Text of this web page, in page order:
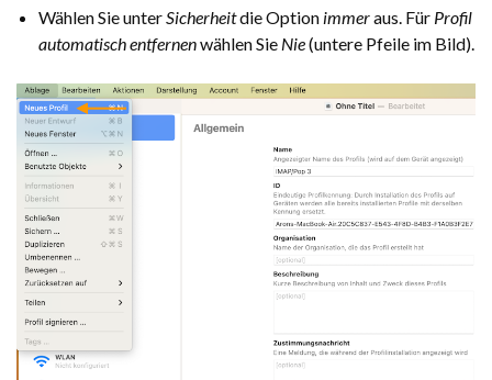
Wählen Sie unterSicherheitdie Option immeraus. Für Profil
automatisch entfernenwählen Sie Nie(untere Pfeile im Bild).